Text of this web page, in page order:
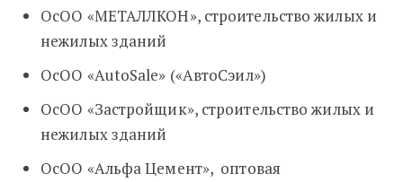
ОсОО «МЕТАЛЛКОН», строительство жилых и
нежилых зданий
ОсОО «АutoSale» («АвтоСэил»)
ОсОО «Застройщик», строительство жилых и
нежилых зданий
ОсОО «Альфа Цемент», оптовая